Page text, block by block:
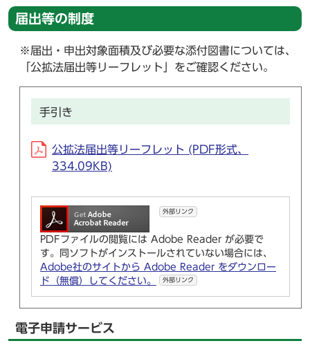
届出等の制度
※届出・申出対象面積及び必要な添付図書については、
「公拡法届出等リーフレット」をご確認ください。
手引き
公拡法届出等リーフレット (PDF形式、
334.09KB)
外部リンク
PDFファイルの閲覧には Adobe Reader が必要で
す。同ソフトがインストールされていない場合には、
Adobe社のサイトから Adobe Reader をダウンロー
ド（無償）してください。
外部リンク
電子申請サービス